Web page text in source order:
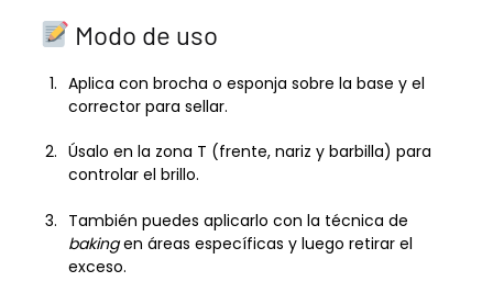
Modo de uso
Aplica con brocha o esponja sobre la base y el
corrector para sellar.
Úsalo en la zona T (frente, nariz y barbilla) para
controlar el brillo.
También puedes aplicarlo con la técnica de
bakingen áreas específicas y luego retirar el
exceso.